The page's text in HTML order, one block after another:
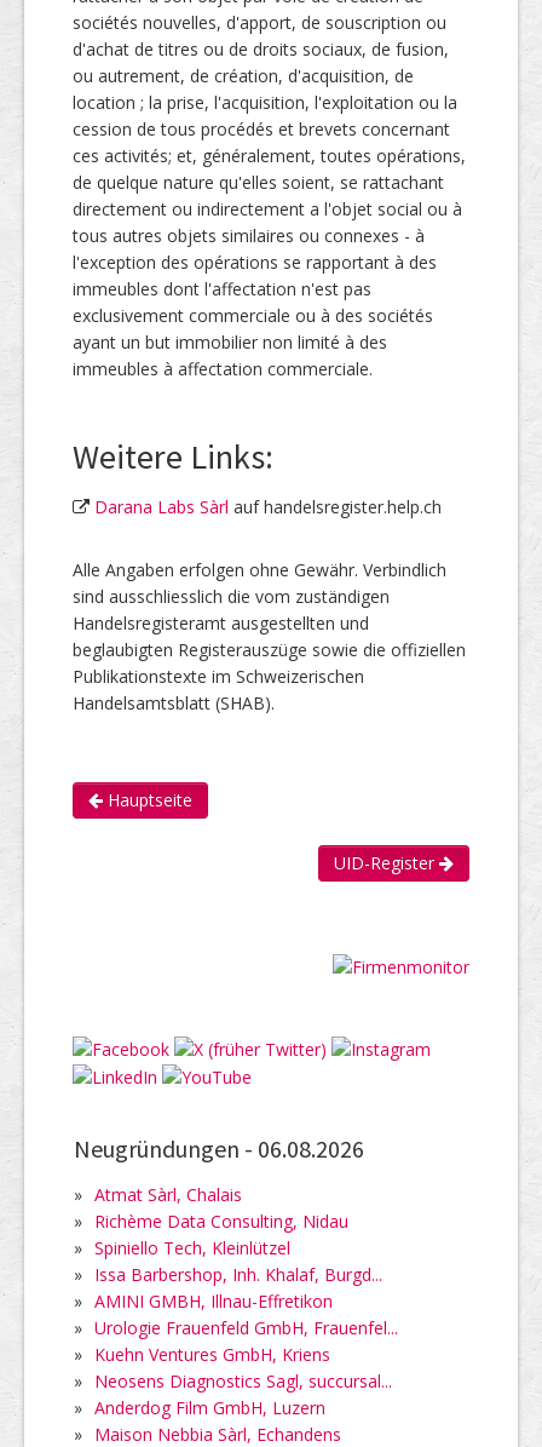
sociétés nouvelles, d'apport, de souscription ou
d'achat de titres ou de droits sociaux, de fusion,
ou autrement, de création, d'acquisition, de
location ; la prise, l'acquisition, l'exploitation ou la
cession de tous procédés et brevets concernant
ces activités; et, généralement, toutes opérations,
de quelque nature qu'elles soient, se rattachant
directement ou indirectement a l'objet social ou à
tous autres objets similaires ou connexes - à
l'exception des opérations se rapportant à des
immeubles dont l'affectation n'est pas
exclusivement commerciale ou à des sociétés
ayant un but immobilier non limité à des
immeubles à affectation commerciale.
Weitere Links:
Darana Labs Sàrl auf handelsregister.help.ch
Alle Angaben erfolgen ohne Gewähr. Verbindlich
sind ausschliesslich die vom zuständigen
Handelsregisteramt ausgestellten und
beglaubigten Registerauszüge sowie die offiziellen
Publikationstexte im Schweizerischen
Handelsamtsblatt (SHAB).
Hauptseite
UID-Register
Neugründungen - 06.08.2026
» Atmat Sàrl, Chalais
» Richème Data Consulting, Nidau
» Spiniello Tech, Kleinlützel
» Issa Barbershop, Inh. Khalaf, Burgd...
» AMINI GMBH, Illnau-Effretikon
» Urologie Frauenfeld GmbH, Frauenfel...
» Kuehn Ventures GmbH, Kriens
» Neosens Diagnostics Sagl, succursal...
» Anderdog Film GmbH, Luzern
» Maison Nebbia Sàrl, Echandens